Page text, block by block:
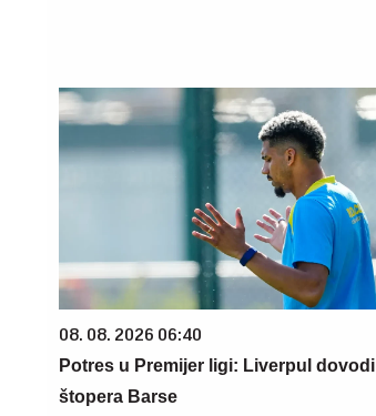
08. 08. 2026 06:40
Potres u Premijer ligi: Liverpul dovodi
štopera Barse